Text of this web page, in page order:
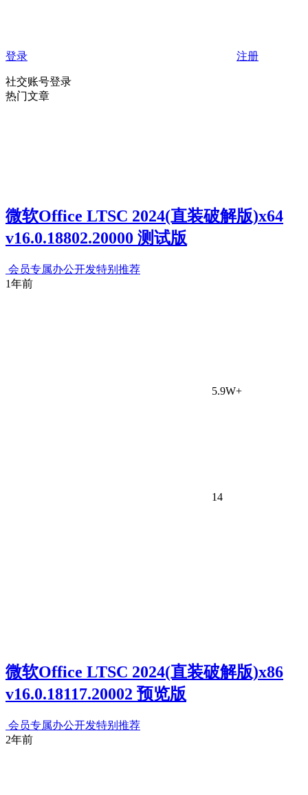
登录 注册
社交账号登录
热门文章
微软Office LTSC 2024(直装破解版)x64
v16.0.18802.20000 测试版
会员专属办公开发特别推荐
1年前
5.9W+
14
微软Office LTSC 2024(直装破解版)x86
v16.0.18117.20002 预览版
会员专属办公开发特别推荐
2年前